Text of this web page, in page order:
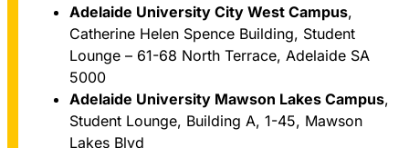
Adelaide University City West Campus,
Catherine Helen Spence Building, Student
Lounge – 61-68 North Terrace, Adelaide SA
5000
Adelaide University Mawson Lakes Campus,
Student Lounge, Building A, 1-45, Mawson
Lakes Blvd